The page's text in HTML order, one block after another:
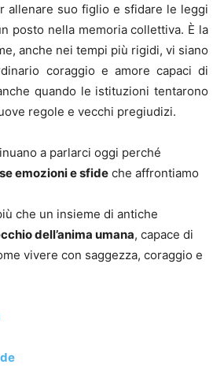
allenare suo figlio e sfidare le leggi
posto nella memoria collettiva. È la
anche nei tempi più rigidi, vi siano
coraggio e amore capaci di
quando le istituzioni tentarono
regole e vecchi pregiudizi.
a parlarci oggi perché
emozioni e sfide che affrontiamo
che un insieme di antiche
dell’anima umana, capace di
vivere con saggezza, coraggio e